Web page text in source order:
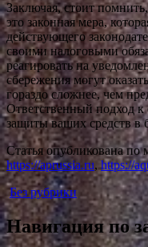
Заключая, стоит
это законная мера,
действующего
своими налоговыми
реагировать на
сбережения могут
гораздо сложнее, чем
Ответственный подход
защиты ваших средств в
Статья опубликована по
https://aprussia.ru,https://
Без рубрики
Навигация по